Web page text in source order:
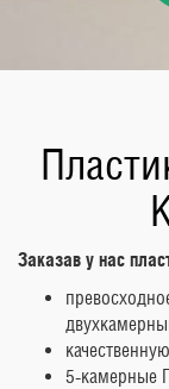
Заказав у нас
5-камерные